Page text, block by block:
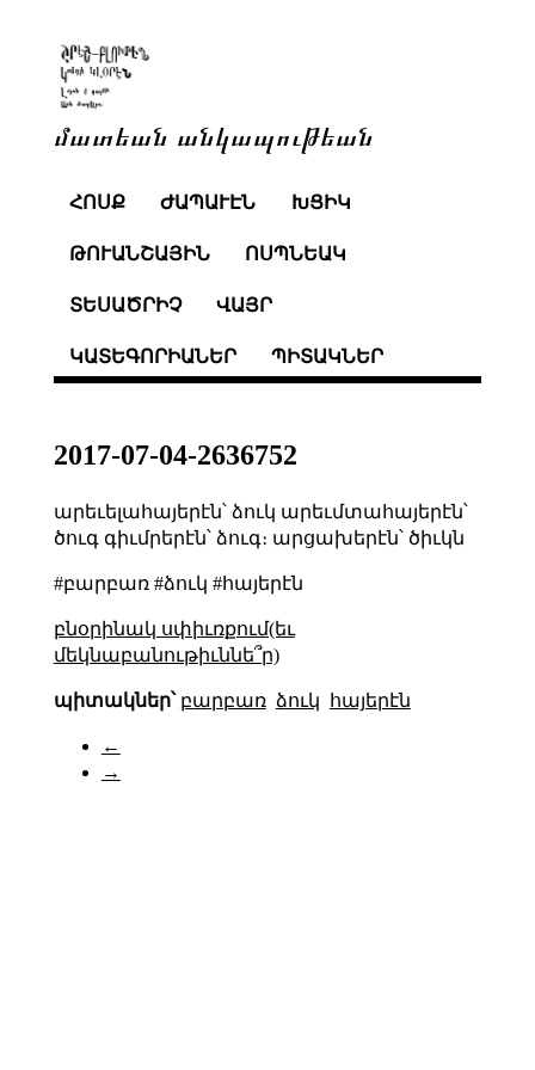
մատեան անկապութեան
ՀՈՍՔ ԺԱՊԱՒԷՆ ԽՑԻԿ
ԹՈՒԱՆՇԱՅԻՆ ՈՍՊՆԵԱԿ
ՏԵՍԱԾՐԻՉ ՎԱՅՐ
ԿԱՏԵԳՈՐԻԱՆԵՐ ՊԻՏԱԿՆԵՐ
2017-07-04-2636752
արեւելահայերէն՝ ձուկ արեւմտահայերէն՝
ծուգ գիւմրերէն՝ ձուգ։ արցախերէն՝ ծիւկն
#բարբառ #ձուկ #հայերէն
բնօրինակ սփիւռքում(եւ
մեկնաբանութիւննե՞ր)
պիտակներ՝ բարբառ ձուկ հայերէն
←
→